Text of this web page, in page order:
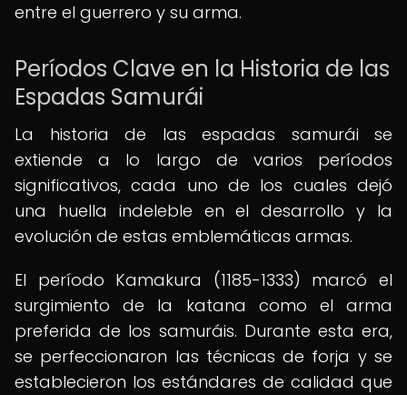
entre el guerrero y su arma.
Períodos Clave en la Historia de las
Espadas Samurái
La historia de las espadas samurái se
extiende a lo largo de varios períodos
significativos, cada uno de los cuales dejó
una huella indeleble en el desarrollo y la
evolución de estas emblemáticas armas.
El período Kamakura (1185-1333) marcó el
surgimiento de la katana como el arma
preferida de los samuráis. Durante esta era,
se perfeccionaron las técnicas de forja y se
establecieron los estándares de calidad que